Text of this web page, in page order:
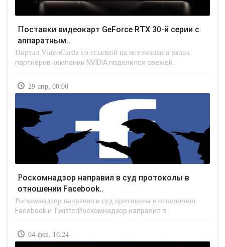
Поставки видеокарт GeForce RTX 30-й серии с
аппаратным..
Портал VideoCardz со ссылкой на источники в рядах
партнёров компании NVIDIA поделился свежей..
29-апр, 00:00
Роскомнадзор направил в суд протоколы в
отношении Facebook..
Роскомнадзор направил в суд протоколы в отношении
Facebook и TwitterРоскомнадзор направил в..
04-фев, 16:24